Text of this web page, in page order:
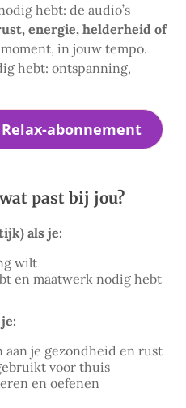
hebt: de audio’s
energie, helderheid of
in jouw tempo.
hebt: ontspanning,
abonnement
past bij jou?
als je:
wilt
en maatwerk nodig hebt
je gezondheid en rust
voor thuis
en oefenen